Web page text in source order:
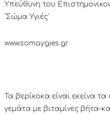
Υπεύθυνη του
΄Σώμα Υγιές’
www.somaygies.gr
Τα βερίκοκα είναι εκείνα
γεμάτα με βιταμίνες βήτα-